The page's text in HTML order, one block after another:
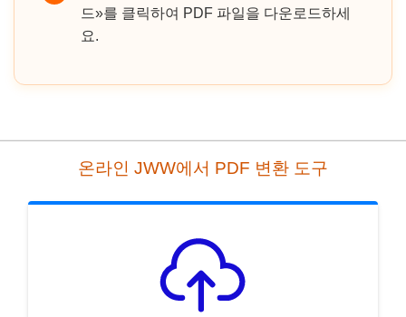
드»를 클릭하여 PDF 파일을 다운로드하세
요.
온라인 JWW에서 PDF 변환 도구